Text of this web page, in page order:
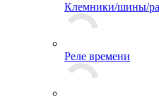
Клемники/шины/
Реле времени